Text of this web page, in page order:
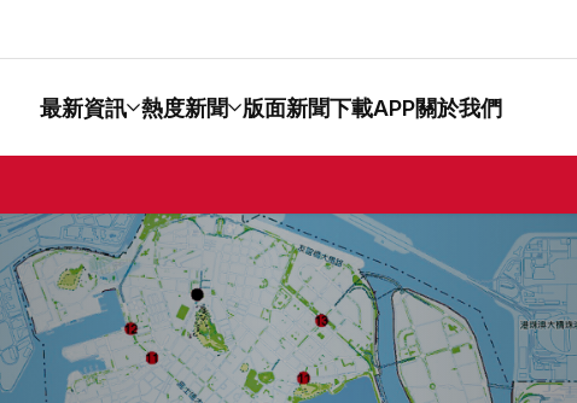
最新資訊 熱度新聞 版面新聞下載APP關於我們